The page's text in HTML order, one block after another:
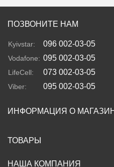
ПОЗВОНИТЕ НАМ
Kyivstar: 096 002-03-05
Vodafone: 095 002-03-05
LifeCell: 073 002-03-05
Viber: 095 002-03-05
ИНФОРМАЦИЯ О
ТОВАРЫ
НАША КОМПАНИЯ